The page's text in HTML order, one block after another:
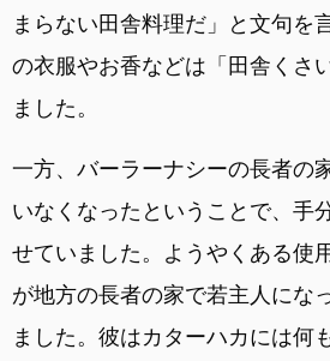
まらない田舎料理だ」と文句を
の衣服やお香などは「田舎くさ
ました。
一方、バーラーナシーの長者の
いなくなったということで、手
せていました。ようやくある使
が地方の長者の家で若主人にな
ました。彼はカターハカには何